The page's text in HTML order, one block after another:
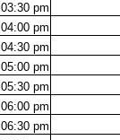
03:30 pm
04:00 pm
04:30 pm
05:00 pm
05:30 pm
06:00 pm
06:30 pm